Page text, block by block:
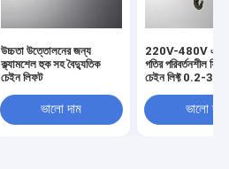
উচ্চতা উত্তোলনের জন্য
ক্ল্যামশেল হুক সহ বৈদ্যুতিক
চেইন লিফট
ভালো দাম
220V-480V একক
গতির পরিবর্তনশীল
চেইন লিফ্ট 0.2-
ভালো দাম